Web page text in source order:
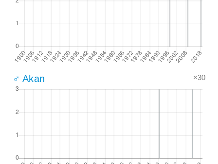
♂ Akan ×30